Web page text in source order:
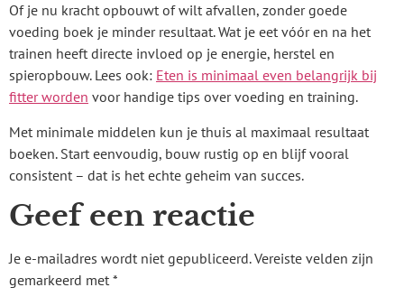
Of je nu kracht opbouwt of wilt afvallen, zonder goede
voeding boek je minder resultaat. Wat je eet vóór en na het
trainen heeft directe invloed op je energie, herstel en
spieropbouw. Lees ook: Eten is minimaal even belangrijk bij
fitter worden voor handige tips over voeding en training.
Met minimale middelen kun je thuis al maximaal resultaat
boeken. Start eenvoudig, bouw rustig op en blijf vooral
consistent – dat is het echte geheim van succes.
Geef een reactie
Je e-mailadres wordt niet gepubliceerd. Vereiste velden zijn
gemarkeerd met *